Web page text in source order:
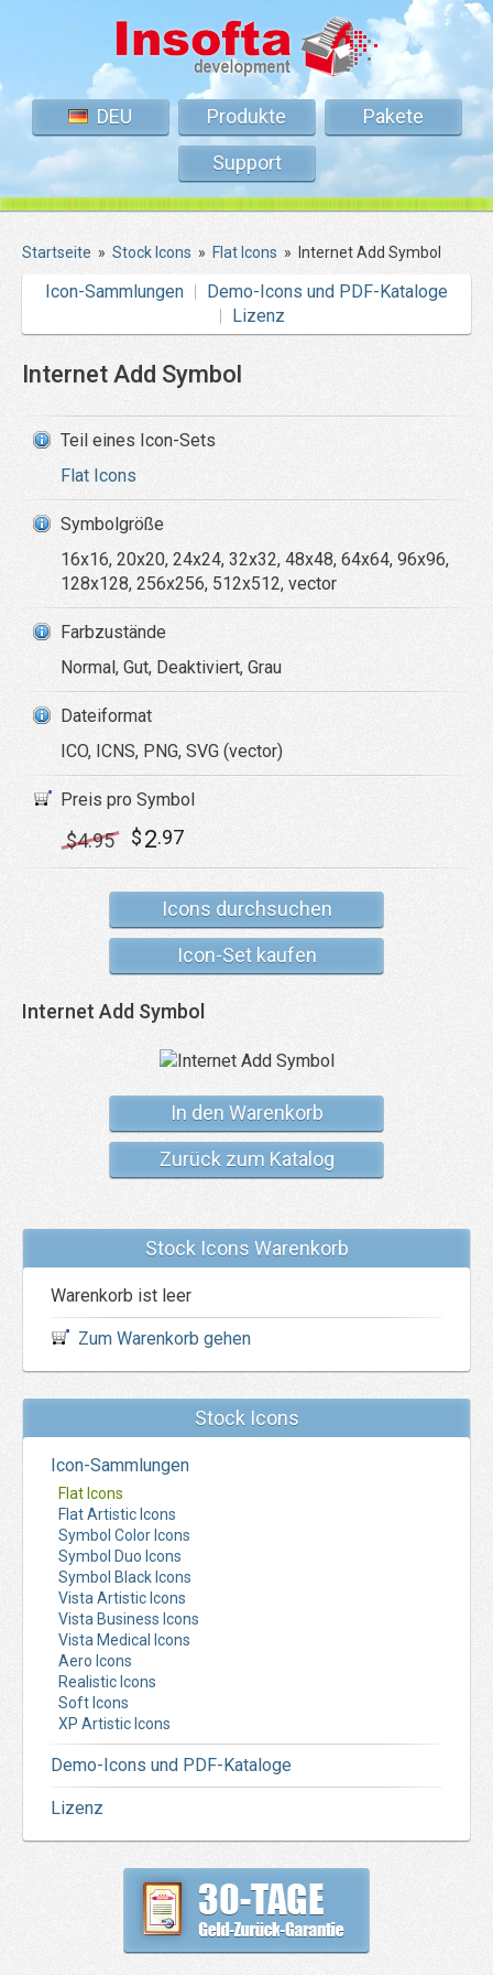
DEU Produkte
Pakete
Support
Startseite » Stock Icons » Flat Icons » Internet Add Symbol
Icon-Sammlungen
Demo-Icons und PDF-Kataloge
Lizenz
Internet Add Symbol
Teil eines Icon-Sets
Flat Icons
Symbolgröße
16x16, 20x20, 24x24, 32x32, 48x48, 64x64, 96x96,
128x128, 256x256, 512x512, vector
Farbzustände
Normal, Gut, Deaktiviert, Grau
Dateiformat
ICO, ICNS, PNG, SVG (vector)
Preis pro Symbol
$4.95 $2.97
Icons durchsuchen
Icon-Set kaufen
Internet Add Symbol
In den Warenkorb
Zurück zum Katalog
Stock Icons Warenkorb
Warenkorb ist leer
Zum Warenkorb gehen
Stock Icons
Icon-Sammlungen
Flat Icons
Flat Artistic Icons
Symbol Color Icons
Symbol Duo Icons
Symbol Black Icons
Vista Artistic Icons
Vista Business Icons
Vista Medical Icons
Aero Icons
Realistic Icons
Soft Icons
XP Artistic Icons
Demo-Icons und PDF-Kataloge
Lizenz